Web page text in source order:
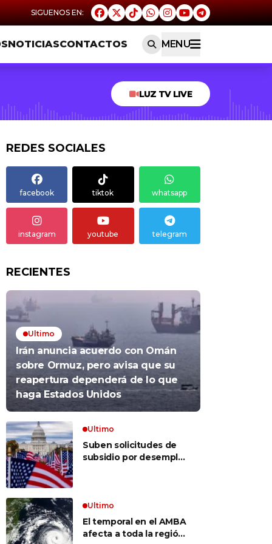
NOTICIASCONTACTOS MENU
LUZ TV LIVE
REDES SOCIALES
facebook tiktok whatsapp
instagram youtube telegram
RECIENTES
Ultimo
Irán anuncia acuerdo con Omán
sobre Ormuz, pero avisa que su
reapertura dependerá de lo que
haga Estados Unidos
Ultimo
Suben solicitudes de
subsidio por desempleo
Ultimo
El temporal en el AMBA
afecta a toda la región: